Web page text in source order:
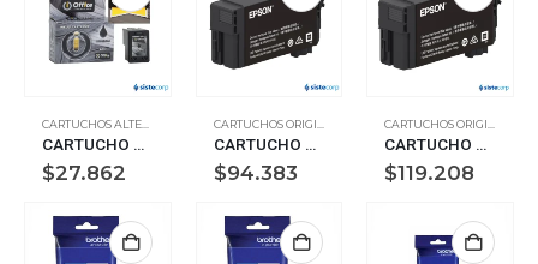
CARTUCHO ALTERNATIVO HP 664XL NEGRO CHIP NUEVO
$27.862
CARTUCHO EPSON T40W220 P/PLOTTER T3170 CIAN 50 ML (T40W220)
$94.383
CARTUCHO EPSON T40W120 P/PLOTTER T3170 BLACK 80 ML (T40W120)
$119.208